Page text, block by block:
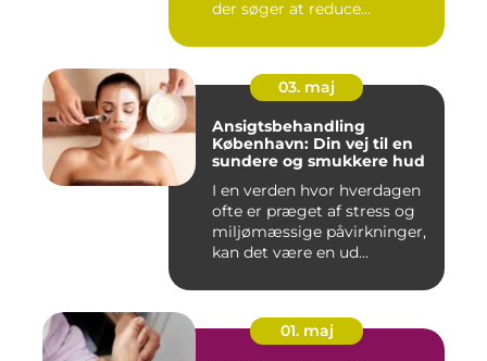
der søger at reduce...
03. maj
Ansigtsbehandling
København: Din vej til en
sundere og smukkere hud
I en verden hvor hverdagen
ofte er præget af stress og
miljømæssige påvirkninger,
kan det være en ud...
01. maj